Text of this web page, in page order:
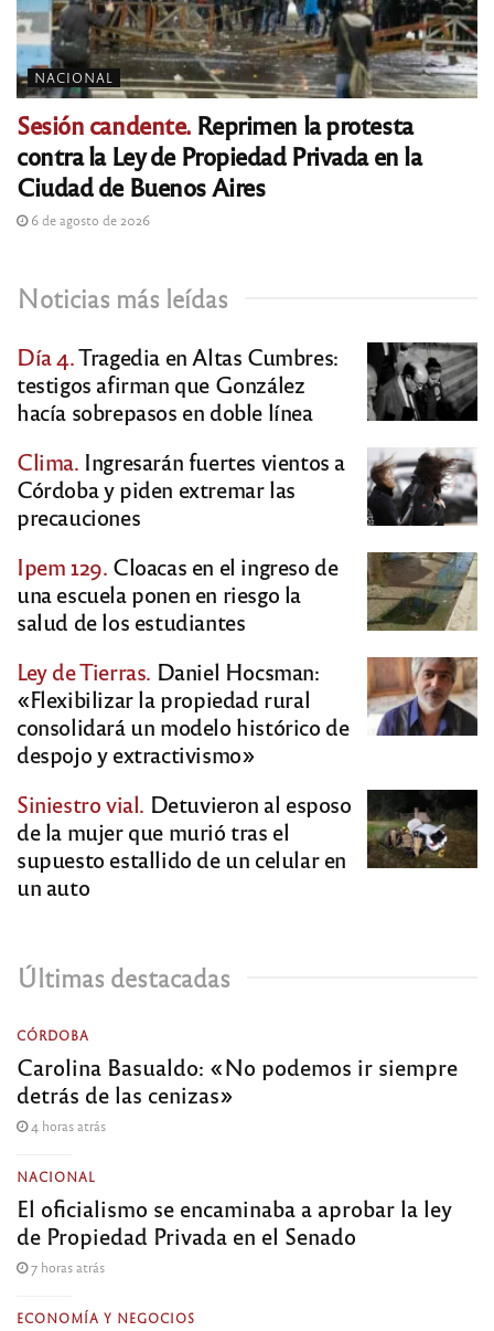
NACIONAL
Sesión candente.Reprimen la protesta
contra la Ley de Propiedad Privada en la
Ciudad de Buenos Aires
6 de agosto de 2026
Noticias más leídas
Día 4.Tragedia en Altas Cumbres:
testigos afirman que González
hacía sobrepasos en doble línea
Clima. Ingresarán fuertes vientos a
Córdoba y piden extremar las
precauciones
Ipem 129. Cloacas en el ingreso de
una escuela ponen en riesgo la
salud de los estudiantes
Ley de Tierras. Daniel Hocsman:
«Flexibilizar la propiedad rural
consolidará un modelo histórico de
despojo y extractivismo»
Siniestro vial. Detuvieron al esposo
de la mujer que murió tras el
supuesto estallido de un celular en
un auto
Últimas destacadas
CÓRDOBA
Carolina Basualdo: «No podemos ir siempre
detrás de las cenizas»
4 horas atrás
NACIONAL
El oficialismo se encaminaba a aprobar la ley
de Propiedad Privada en el Senado
7 horas atrás
ECONOMÍA Y NEGOCIOS